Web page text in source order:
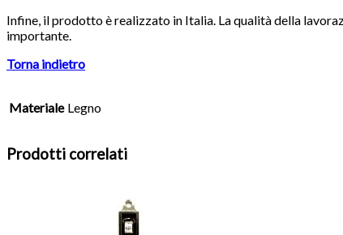
Infine, il prodotto è realizzato in Italia. La qualità della
importante.
Torna indietro
Materiale Legno
Prodotti correlati